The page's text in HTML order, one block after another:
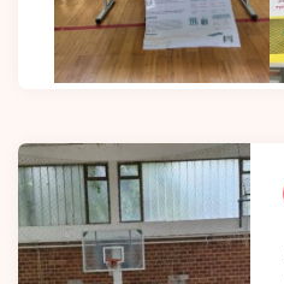
Post
navigation